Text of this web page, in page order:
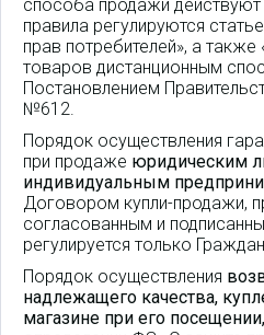
способа продажи
правила регулируются
прав потребителей», а
товаров дистанционным
Постановлением
№612.
Порядок осуществления
при продаже юридическим
индивидуальным
Договором купли-продажи,
согласованным и
регулируется только
Порядок осуществления
надлежащего качества,
магазине при его